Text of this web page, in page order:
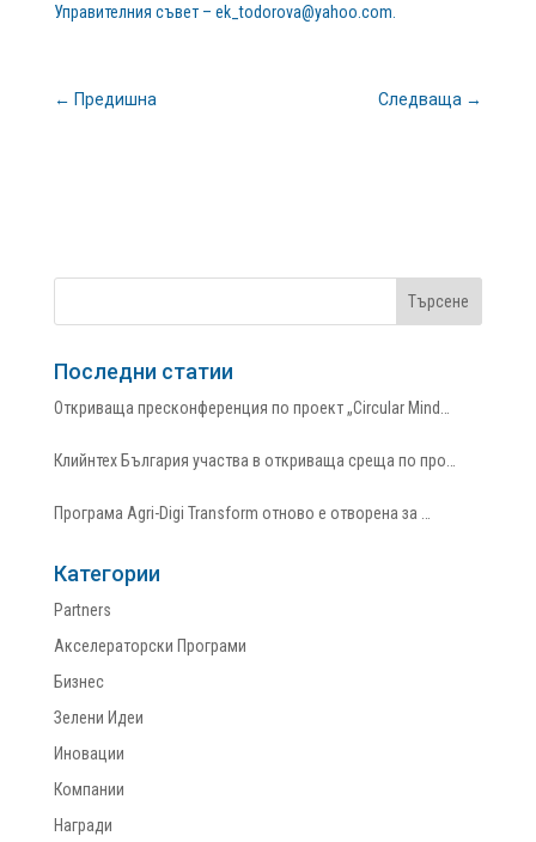
Управителния съвет – ek_todorova@yahoo.com
← Предишна Следваща →
Последни статии
Откриваща пресконференция по проект „Circular Mind…
Клийнтех България участва в откриваща среща по про…
Програма Agri-Digi Transform отново е отворена за …
Категории
Partners
Акселераторски Програми
Бизнес
Зелени Идеи
Иновации
Компании
Награди